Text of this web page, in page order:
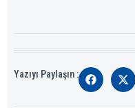
Yazıyı Paylaşın :